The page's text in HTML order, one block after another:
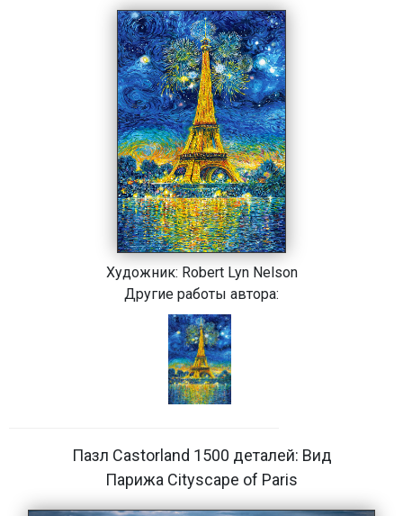
Художник: Robert Lyn Nelson
Другие работы автора:
Пазл Castorland 1500 деталей: Вид
Парижа Cityscape of Paris